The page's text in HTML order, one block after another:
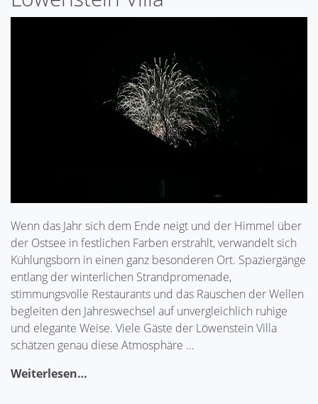
Wenn das Jahr sich dem Ende neigt und der Himmel über
der Ostsee in festlichen Farben erstrahlt, verwandelt sich
Kühlungsborn in einen ganz besonderen Ort. Spaziergänge
entlang der winterlichen Strandpromenade,
stimmungsvolle Restaurants und das Rauschen der Wellen
begleiten den Jahreswechsel auf unvergleichlich ruhige
und elegante Weise. Viele Gäste der Löwenstein Villa
schätzen genau diese Atmosphäre …
Weiterlesen…